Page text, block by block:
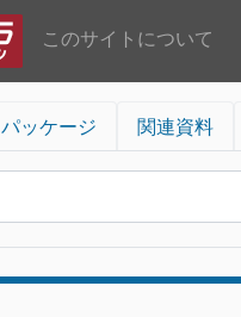
このサイトについて
パッケージ 関連資料